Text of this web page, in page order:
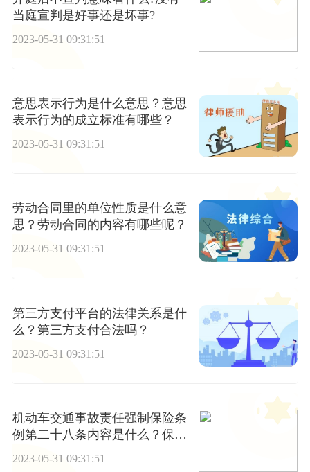
当庭宣判是好事还是坏事?
2023-05-31 09:31:51
意思表示行为是什么意思？意思
表示行为的成立标准有哪些？
2023-05-31 09:31:51
劳动合同里的单位性质是什么意
思？劳动合同的内容有哪些呢？
2023-05-31 09:31:51
第三方支付平台的法律关系是什
么？第三方支付合法吗？
2023-05-31 09:31:51
机动车交通事故责任强制保险条
例第二十八条内容是什么？保险
机动车发生道路交通事故怎么处
2023-05-31 09:31:51